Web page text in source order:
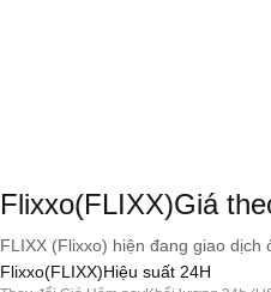
Flixxo(FLIXX)Giá
FLIXX (Flixxo) hiện đang giao
Flixxo(FLIXX)Hiệu suất 24H